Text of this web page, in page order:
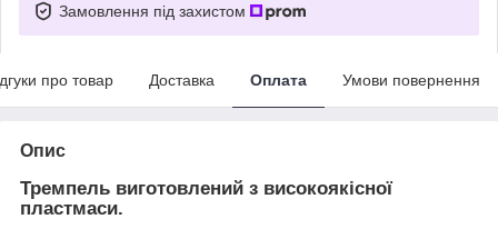
Замовлення під захистом
про товар Доставка Оплата Умови повернення
Опис
Тремпель виготовлений з високоякісної
пластмаси.